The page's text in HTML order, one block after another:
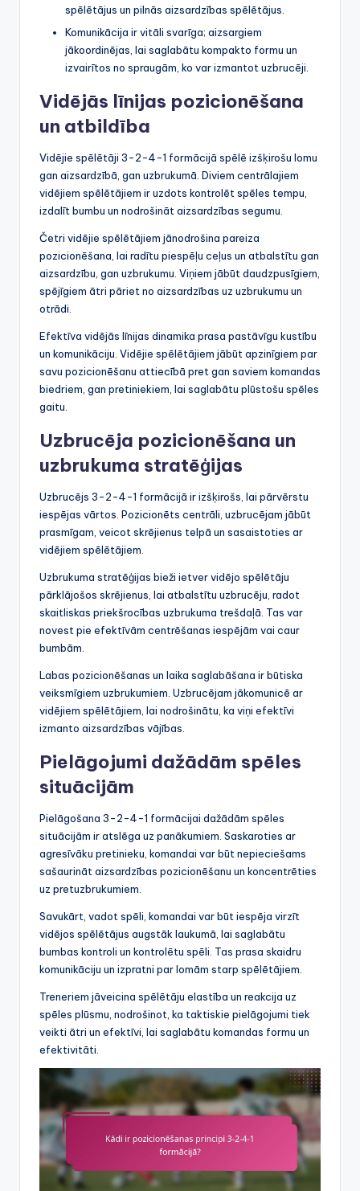
spēlētājus un pilnās aizsardzības spēlētājus.
Komunikācija ir vitāli svarīga; aizsargiem
jākoordinējas, lai saglabātu kompakto formu un
izvairītos no spraugām, ko var izmantot uzbrucēji.
Vidējās līnijas pozicionēšana
un atbildība
Vidējie spēlētāji 3-2-4-1 formācijā spēlē izšķirošu lomu
gan aizsardzībā, gan uzbrukumā. Diviem centrālajiem
vidējiem spēlētājiem ir uzdots kontrolēt spēles tempu,
izdalīt bumbu un nodrošināt aizsardzības segumu.
Četri vidējie spēlētājiem jānodrošina pareiza
pozicionēšana, lai radītu piespēļu ceļus un atbalstītu gan
aizsardzību, gan uzbrukumu. Viņiem jābūt daudzpusīgiem,
spējīgiem ātri pāriet no aizsardzības uz uzbrukumu un
otrādi.
Efektīva vidējās līnijas dinamika prasa pastāvīgu kustību
un komunikāciju. Vidējie spēlētājiem jābūt apzinīgiem par
savu pozicionēšanu attiecībā pret gan saviem komandas
biedriem, gan pretiniekiem, lai saglabātu plūstošu spēles
gaitu.
Uzbrucēja pozicionēšana un
uzbrukuma stratēģijas
Uzbrucējs 3-2-4-1 formācijā ir izšķirošs, lai pārvērstu
iespējas vārtos. Pozicionēts centrāli, uzbrucējam jābūt
prasmīgam, veicot skrējienus telpā un sasaistoties ar
vidējiem spēlētājiem.
Uzbrukuma stratēģijas bieži ietver vidējo spēlētāju
pārklājošos skrējienus, lai atbalstītu uzbrucēju, radot
skaitliskas priekšrocības uzbrukuma trešdaļā. Tas var
novest pie efektīvām centrēšanas iespējām vai caur
bumbām.
Labas pozicionēšanas un laika saglabāšana ir būtiska
veiksmīgiem uzbrukumiem. Uzbrucējam jākomunicē ar
vidējiem spēlētājiem, lai nodrošinātu, ka viņi efektīvi
izmanto aizsardzības vājības.
Pielāgojumi dažādām spēles
situācijām
Pielāgošana 3-2-4-1 formācijai dažādām spēles
situācijām ir atslēga uz panākumiem. Saskaroties ar
agresīvāku pretinieku, komandai var būt nepieciešams
sašaurināt aizsardzības pozicionēšanu un koncentrēties
uz pretuzbrukumiem.
Savukārt, vadot spēli, komandai var būt iespēja virzīt
vidējos spēlētājus augstāk laukumā, lai saglabātu
bumbas kontroli un kontrolētu spēli. Tas prasa skaidru
komunikāciju un izpratni par lomām starp spēlētājiem.
Treneriem jāveicina spēlētāju elastība un reakcija uz
spēles plūsmu, nodrošinot, ka taktiskie pielāgojumi tiek
veikti ātri un efektīvi, lai saglabātu komandas formu un
efektivitāti.